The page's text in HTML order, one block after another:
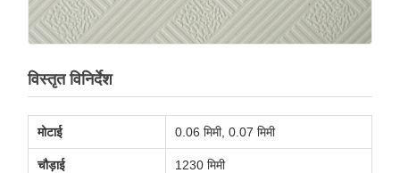
विस्तृत विनिर्देश
मोटाई 0.06 मिमी, 0.07 मिमी
चौड़ाई 1230 मिमी